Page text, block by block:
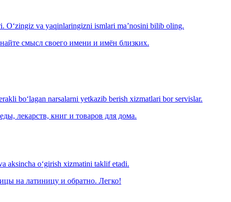
O‘zingiz va yaqinlaringizni ismlari ma’nosini bilib oling.
смысл своего имени и имён близких.
bo‘lagan narsalarni yetkazib berish xizmatlari bor servislar.
лекарств, книг и товаров для дома.
aksincha o‘girish xizmatini taklif etadi.
на латиницу и обратно. Легко!